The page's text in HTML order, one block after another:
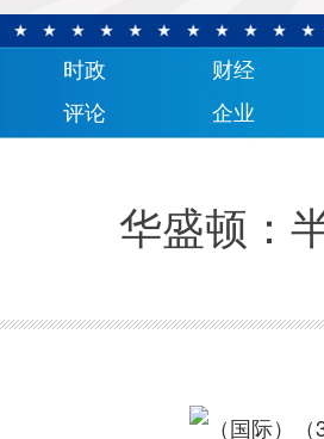
时政 财经
评论
企业
华盛顿：